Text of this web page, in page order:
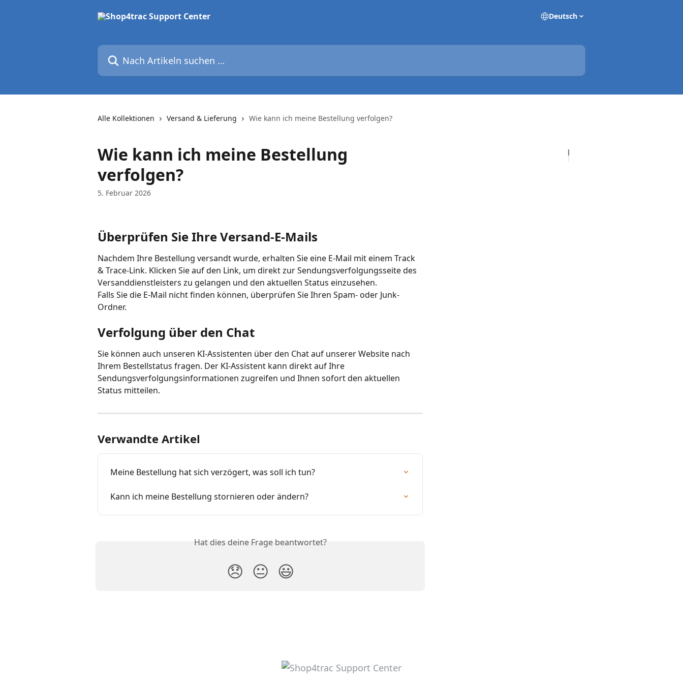
Deutsch
Nach Artikeln suchen …
Alle Kollektionen Versand & Lieferung Wie kann ich meine Bestellung verfolgen?
Wie kann ich meine Bestellung
verfolgen?
5. Februar 2026
Überprüfen Sie Ihre Versand-E-Mails
Nachdem Ihre Bestellung versandt wurde, erhalten Sie eine E-Mail mit einem Track
& Trace-Link. Klicken Sie auf den Link, um direkt zur Sendungsverfolgungsseite des
Versanddienstleisters zu gelangen und den aktuellen Status einzusehen.
Falls Sie die E-Mail nicht finden können, überprüfen Sie Ihren Spam- oder Junk-
Ordner.
Verfolgung über den Chat
Sie können auch unseren KI-Assistenten über den Chat auf unserer Website nach
Ihrem Bestellstatus fragen. Der KI-Assistent kann direkt auf Ihre
Sendungsverfolgungsinformationen zugreifen und Ihnen sofort den aktuellen
Status mitteilen.
Verwandte Artikel
Meine Bestellung hat sich verzögert, was soll ich tun?
Kann ich meine Bestellung stornieren oder ändern?
Hat dies deine Frage beantwortet?
😞 😐 😃